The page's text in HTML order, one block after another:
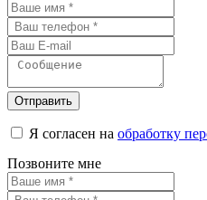
Отправить
Я согласен на обработку
Позвоните мне